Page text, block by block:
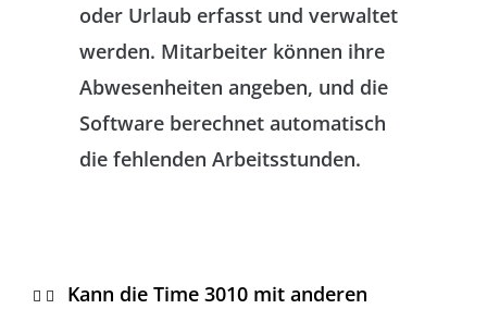
oder Urlaub erfasst und verwaltet
werden. Mitarbeiter können ihre
Abwesenheiten angeben, und die
Software berechnet automatisch
die fehlenden Arbeitsstunden.
Kann die Time 3010 mit anderen